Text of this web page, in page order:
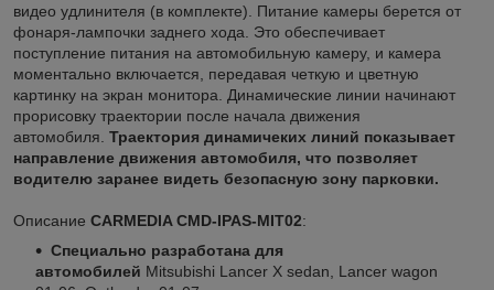
видео удлинителя (в комплекте). Питание камеры берется от
фонаря-лампочки заднего хода. Это обеспечивает
поступление питания на автомобильную камеру, и камера
моментально включается, передавая четкую и цветную
картинку на экран монитора. Динамические линии начинают
прорисовку траектории после начала движения
автомобиля. Траектория динамичеких линий показывает
направление движения автомобиля, что позволяет
водителю заранее видеть безопасную зону парковки.
Описание CARMEDIA CMD-IPAS-MIT02:
Специально разработана для
автомобилей Mitsubishi Lancer X sedan, Lancer wagon